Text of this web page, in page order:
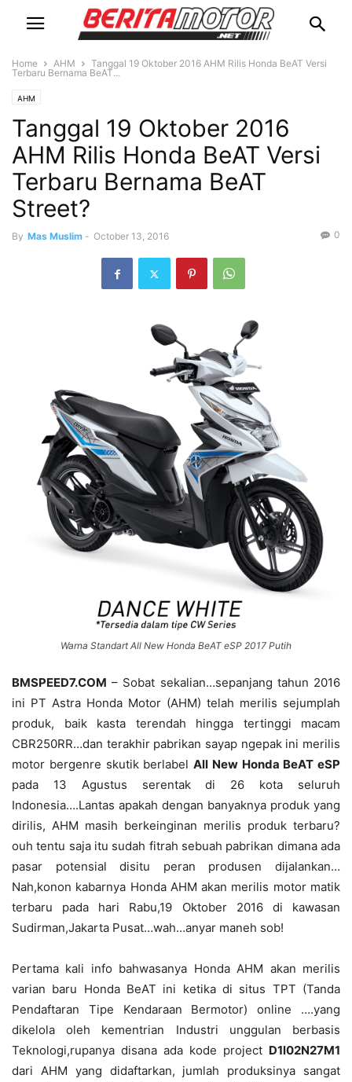
Home AHM
Tanggal 19 Oktober 2016 AHM Rilis Honda BeAT Versi
Terbaru Bernama BeAT...
AHM
Tanggal 19 Oktober 2016
AHM Rilis Honda BeAT Versi
Terbaru Bernama BeAT
Street?
By Mas Muslim - October 13, 2016 0
Warna Standart All New Honda BeAT eSP 2017 Putih
BMSPEED7.COM – Sobat sekalian…sepanjang tahun 2016
ini PT Astra Honda Motor (AHM) telah merilis sejumplah
produk, baik kasta terendah hingga tertinggi macam
CBR250RR…dan terakhir pabrikan sayap ngepak ini merilis
motor bergenre skutik berlabel All New Honda BeAT eSP
pada 13 Agustus serentak di 26 kota seluruh
Indonesia….Lantas apakah dengan banyaknya produk yang
dirilis, AHM masih berkeinginan merilis produk terbaru?
ouh tentu saja itu sudah fitrah sebuah pabrikan dimana ada
pasar potensial disitu peran produsen dijalankan…
Nah,konon kabarnya Honda AHM akan merilis motor matik
terbaru pada hari Rabu,19 Oktober 2016 di kawasan
Sudirman,Jakarta Pusat…wah…anyar maneh sob!
Pertama kali info bahwasanya Honda AHM akan merilis
varian baru Honda BeAT ini ketika di situs TPT (Tanda
Pendaftaran Tipe Kendaraan Bermotor) online ….yang
dikelola oleh kementrian Industri unggulan berbasis
Teknologi,rupanya disana ada kode project D1l02N27M1
dari AHM yang didaftarkan, jumlah produksinya sangat